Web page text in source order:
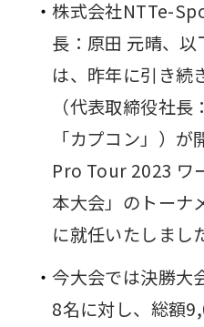
株式会社NTTe-
長：原田 元晴、
は、昨年に引き続
（代表取締役社
「カプコン」）が
Pro Tour 2023 ワ
本大会」のトーナ
に就任いたしまし
今大会では決勝大
8名に対し、総額